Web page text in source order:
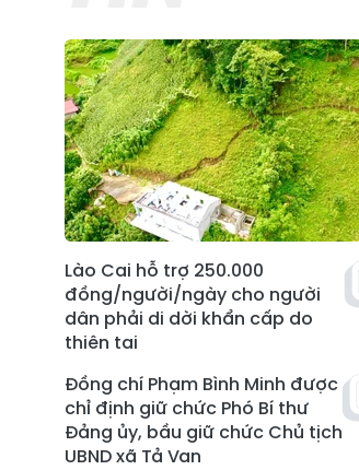
Lào Cai hỗ trợ 250.000
đồng/người/ngày cho người
dân phải di dời khẩn cấp do
thiên tai
Đồng chí Phạm Bình Minh được
chỉ định giữ chức Phó Bí thư
Đảng ủy, bầu giữ chức Chủ tịch
UBND xã Tả Van